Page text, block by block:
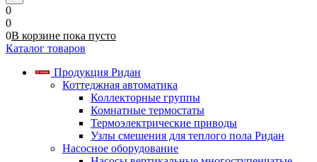
0
0
0В корзине пока пусто
Каталог товаров
Продукция Ридан
Коттеджная автоматика
Коллекторные группы
Комнатные термостаты
Термоэлектрические приводы
Узлы смешения для теплого пола Ридан
Насосное оборудование